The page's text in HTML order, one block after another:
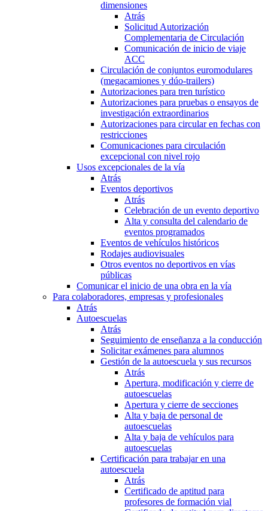
dimensiones
Atrás
Solicitud Autorización
Complementaria de Circulación
Comunicación de inicio de viaje
ACC
Circulación de conjuntos euromodulares
(megacamiones y dúo-trailers)
Autorizaciones para tren turístico
Autorizaciones para pruebas o ensayos de
investigación extraordinarios
Autorizaciones para circular en fechas con
restricciones
Comunicaciones para circulación
excepcional con nivel rojo
Usos excepcionales de la vía
Atrás
Eventos deportivos
Atrás
Celebración de un evento deportivo
Alta y consulta del calendario de
eventos programados
Eventos de vehículos históricos
Rodajes audiovisuales
Otros eventos no deportivos en vías
públicas
Comunicar el inicio de una obra en la vía
Para colaboradores, empresas y profesionales
Atrás
Autoescuelas
Atrás
Seguimiento de enseñanza a la conducción
Solicitar exámenes para alumnos
Gestión de la autoescuela y sus recursos
Atrás
Apertura, modificación y cierre de
autoescuelas
Apertura y cierre de secciones
Alta y baja de personal de
autoescuelas
Alta y baja de vehículos para
autoescuelas
Certificación para trabajar en una
autoescuela
Atrás
Certificado de aptitud para
profesores de formación vial